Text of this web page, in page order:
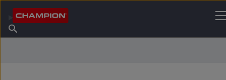
Over Champion
Vind een verkooppunt